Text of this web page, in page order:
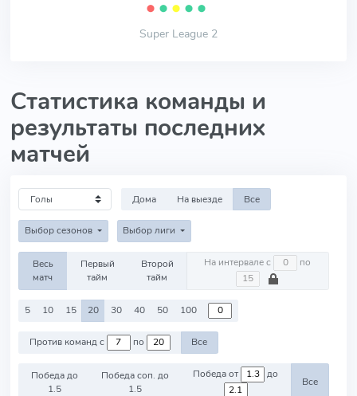
⬤ ⬤ ⬤ ⬤ ⬤
Super League 2
Статистика команды и
результаты последних
матчей
Дома На выезде Все
Выбор сезонов Выбор лиги
Весь
матч
Первый
тайм
Второй
тайм
На интервале с по
5 10 15 20 30 40 50 100
Против команд с по Все
Победа до
1.5
Победа соп. до
1.5
Победа от до
Все